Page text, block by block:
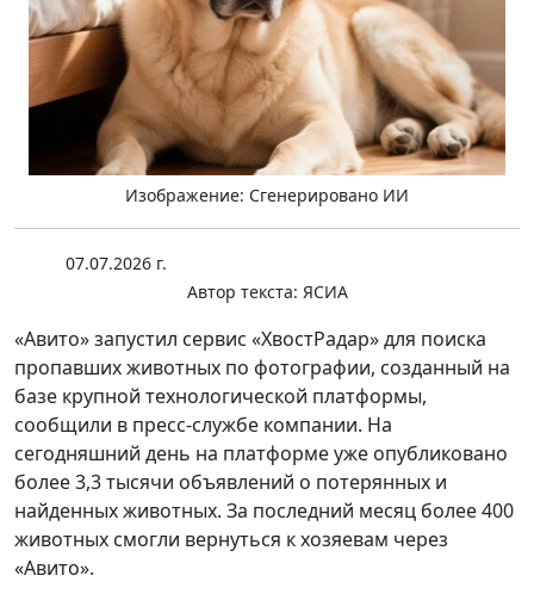
Изображение: Сгенерировано ИИ
07.07.2026 г.
Автор текста: ЯСИА
«Авито» запустил сервис «ХвостРадар» для поиска
пропавших животных по фотографии, созданный на
базе крупной технологической платформы,
сообщили в пресс-службе компании. На
сегодняшний день на платформе уже опубликовано
более 3,3 тысячи объявлений о потерянных и
найденных животных. За последний месяц более 400
животных смогли вернуться к хозяевам через
«Авито».